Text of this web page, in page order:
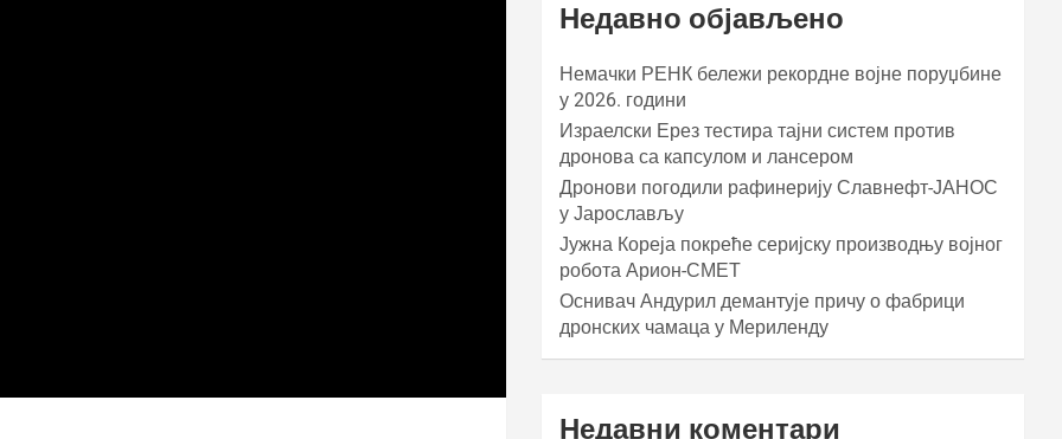
Недавно објављено
Немачки РЕНК бележи рекордне војне поруџбине
у 2026. години
Израелски Ерез тестира тајни систем против
дронова са капсулом и лансером
Дронови погодили рафинерију Славнефт-ЈАНОС
у Јарослављу
Јужна Кореја покреће серијску производњу војног
робота Арион-СМЕТ
Оснивач Андурил демантује причу о фабрици
дронских чамаца у Мериленду
Недавни коментари